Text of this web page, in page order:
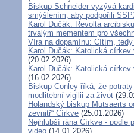
Biskup Schneider vyzývá
smýšlením, aby podpořili
Karol Dučák: Revolta
trvalým mementem pro
Víra na dopamínu: Cítím,
Karol Dučák: Katolická
(20.02.2026)
Karol Dučák: Katolická
(16.02.2026)
Biskup Conley říká, že
modlitební vigilii za život
Holandský biskup Mutsaerts
zevnitř“ Církve (25.01.2026)
Nejhlubší rána Církve - podle
video (14.01.2026)